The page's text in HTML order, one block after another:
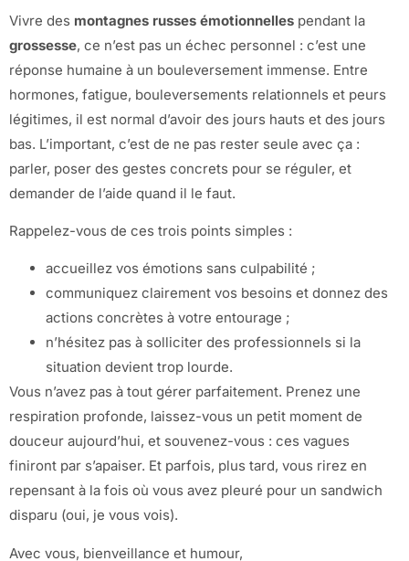
Vivre des montagnes russes émotionnelles pendant la
grossesse, ce n’est pas un échec personnel : c’est une
réponse humaine à un bouleversement immense. Entre
hormones, fatigue, bouleversements relationnels et peurs
légitimes, il est normal d’avoir des jours hauts et des jours
bas. L’important, c’est de ne pas rester seule avec ça :
parler, poser des gestes concrets pour se réguler, et
demander de l’aide quand il le faut.
Rappelez-vous de ces trois points simples :
accueillez vos émotions sans culpabilité ;
communiquez clairement vos besoins et donnez des
actions concrètes à votre entourage ;
n’hésitez pas à solliciter des professionnels si la
situation devient trop lourde.
Vous n’avez pas à tout gérer parfaitement. Prenez une
respiration profonde, laissez-vous un petit moment de
douceur aujourd’hui, et souvenez-vous : ces vagues
finiront par s’apaiser. Et parfois, plus tard, vous rirez en
repensant à la fois où vous avez pleuré pour un sandwich
disparu (oui, je vous vois).
Avec vous, bienveillance et humour,